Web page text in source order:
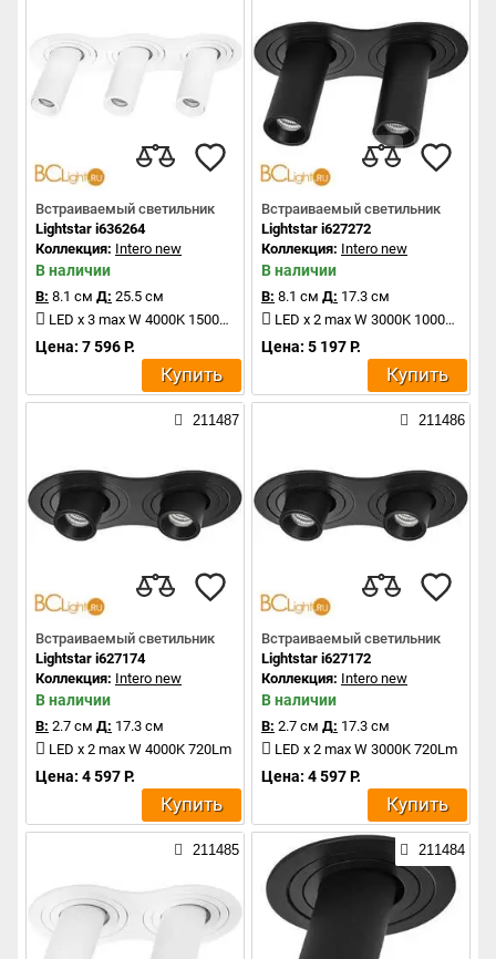
Встраиваемый светильник
Lightstar i636264
Коллекция: Intero new
В наличии
В: 8.1 см Д: 25.5 см
LED x 3 max W 4000K 1500Lm
Цена: 7 596 Р.
Купить
Встраиваемый светильник
Lightstar i627272
Коллекция: Intero new
В наличии
В: 8.1 см Д: 17.3 см
LED x 2 max W 3000K 1000Lm
Цена: 5 197 Р.
Купить
211487
Встраиваемый светильник
Lightstar i627174
Коллекция: Intero new
В наличии
В: 2.7 см Д: 17.3 см
LED x 2 max W 4000K 720Lm
Цена: 4 597 Р.
Купить
211486
Встраиваемый светильник
Lightstar i627172
Коллекция: Intero new
В наличии
В: 2.7 см Д: 17.3 см
LED x 2 max W 3000K 720Lm
Цена: 4 597 Р.
Купить
211485 211484